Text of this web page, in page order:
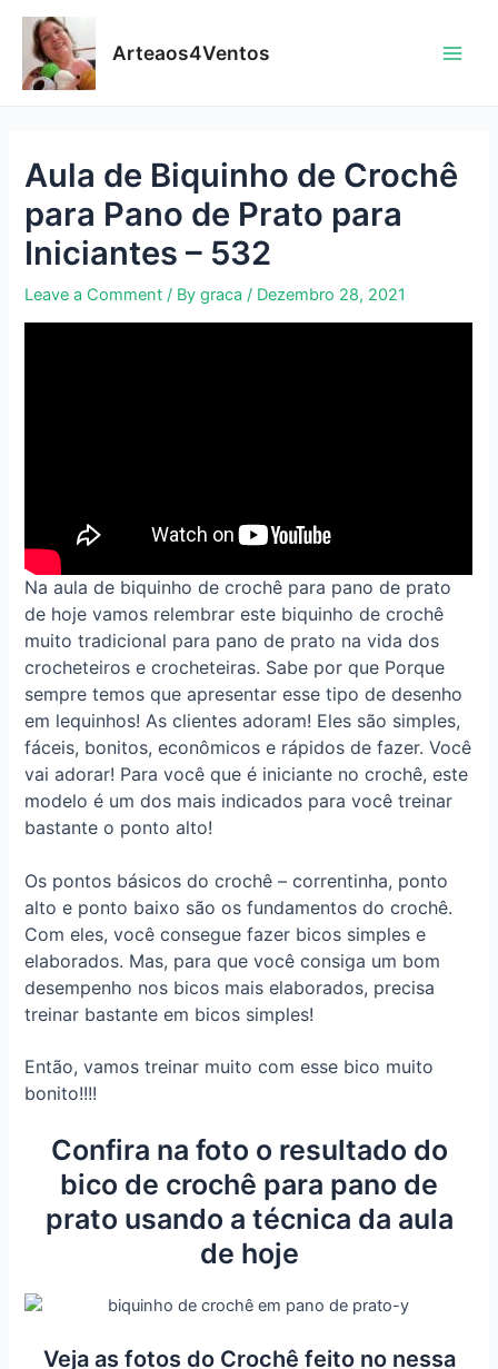
content
Arteaos4Ventos
Aula de Biquinho de Crochê
para Pano de Prato para
Iniciantes – 532
Leave a Comment / Bygraca / Dezembro 28, 2021
Na aula de biquinho de crochê para pano de prato
de hoje vamos relembrar este biquinho de crochê
muito tradicional para pano de prato na vida dos
crocheteiros e crocheteiras. Sabe por que Porque
sempre temos que apresentar esse tipo de desenho
em lequinhos! As clientes adoram! Eles são simples,
fáceis, bonitos, econômicos e rápidos de fazer. Você
vai adorar! Para você que é iniciante no crochê, este
modelo é um dos mais indicados para você treinar
bastante o ponto alto!
Os pontos básicos do crochê – correntinha, ponto
alto e ponto baixo são os fundamentos do crochê.
Com eles, você consegue fazer bicos simples e
elaborados. Mas, para que você consiga um bom
desempenho nos bicos mais elaborados, precisa
treinar bastante em bicos simples!
Então, vamos treinar muito com esse bico muito
bonito!!!!
Confira na foto o resultado do
bico de crochê para pano de
prato usando a técnica da aula
de hoje
Veja as fotos do Crochê feito no nessa